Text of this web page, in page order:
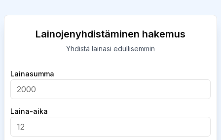
Lainojenyhdistäminen hakemus
Yhdistä lainasi edullisemmin
Company
Lainasumma
Laina-aika